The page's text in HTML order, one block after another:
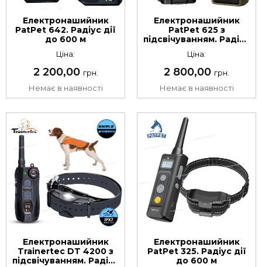
Електронашийник
PatPet 642. Радіус дії
до 600 м
Ціна:
2 200,00 грн.
Немає в наявності
Електронашийник
PatPet 625 з
підсвічуванням. Радіус
дії до 1500 м
Ціна:
2 800,00 грн.
Немає в наявності
Електронашийник
Trainertec DT 4200 з
підсвічуванням. Радіус
Електронашийник
PatPet 325. Радіус дії
до 600 м